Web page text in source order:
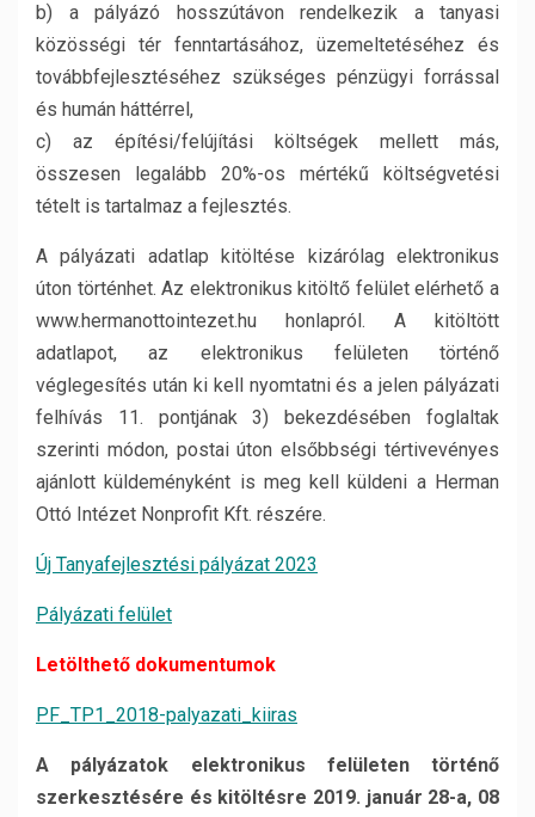
b) a pályázó hosszútávon rendelkezik a tanyasi
közösségi tér fenntartásához, üzemeltetéséhez és
továbbfejlesztéséhez szükséges pénzügyi forrással
és humán háttérrel,
c) az építési/felújítási költségek mellett más,
összesen legalább 20%-os mértékű költségvetési
tételt is tartalmaz a fejlesztés.
A pályázati adatlap kitöltése kizárólag elektronikus
úton történhet. Az elektronikus kitöltő felület elérhető a
www.hermanottointezet.hu honlapról. A kitöltött
adatlapot, az elektronikus felületen történő
véglegesítés után ki kell nyomtatni és a jelen pályázati
felhívás 11. pontjának 3) bekezdésében foglaltak
szerinti módon, postai úton elsőbbségi tértivevényes
ajánlott küldeményként is meg kell küldeni a Herman
Ottó Intézet Nonprofit Kft. részére.
Új Tanyafejlesztési pályázat 2023
Pályázati felület
Letölthető dokumentumok
PF_TP1_2018-palyazati_kiiras
A pályázatok elektronikus felületen történő
szerkesztésére és kitöltésre 2019. január 28-a, 08